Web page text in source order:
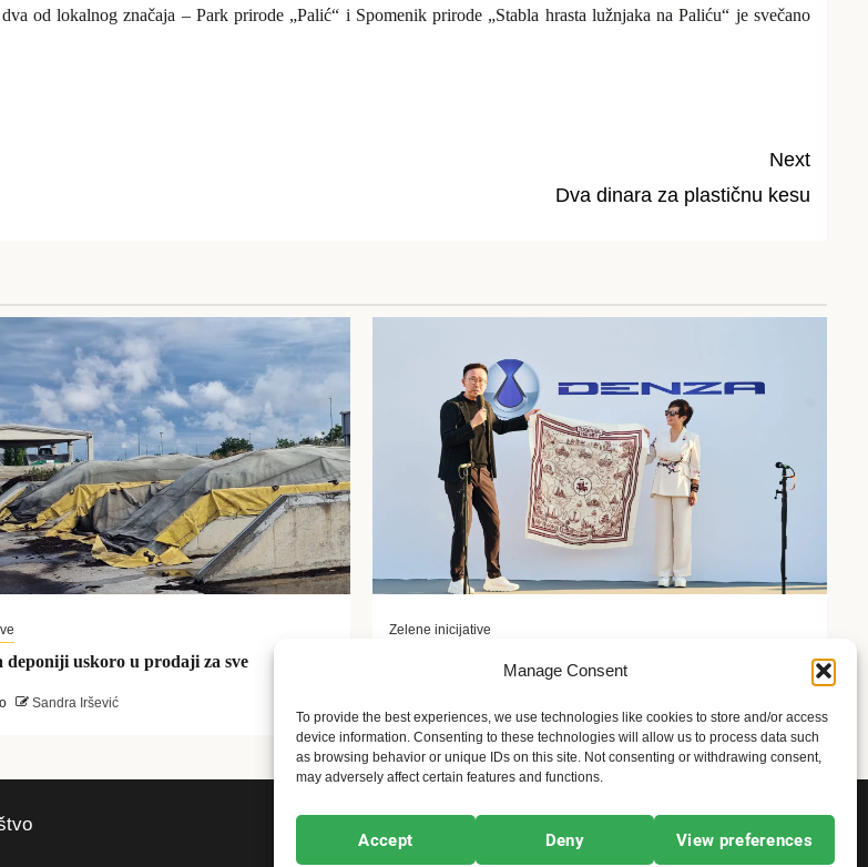
Manage Consent
To provide the best experiences, we use technologies like cookies to store and/or access
device information. Consenting to these technologies will allow us to process data such
as browsing behavior or unique IDs on this site. Not consenting or withdrawing consent,
may adversely affect certain features and functions.
Accept Deny View preferences
dva od lokalnog značaja – Parkprirode „Palić“ i Spomenik prirode „Stabla hrasta lužnjaka na Paliću“ jesvečano
Next
Dva dinara za plastičnu kesu
deponiji uskoro u prodaji za sve
Sandra Iršević
Zelene inicijative
FLASH Charging: Šta znači punjenje baterije od 9
2 meseca ago Sandra Iršević